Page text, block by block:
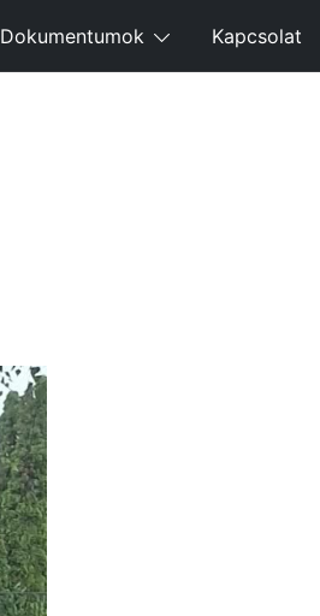
Dokumentumok Kapcsolat